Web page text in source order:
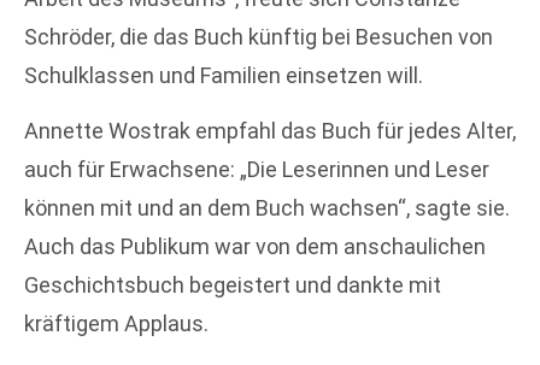
Schröder, die das Buch künftig bei Besuchen von
Schulklassen und Familien einsetzen will.
Annette Wostrak empfahl das Buch für jedes Alter,
auch für Erwachsene: „Die Leserinnen und Leser
können mit und an dem Buch wachsen“, sagte sie.
Auch das Publikum war von dem anschaulichen
Geschichtsbuch begeistert und dankte mit
kräftigem Applaus.